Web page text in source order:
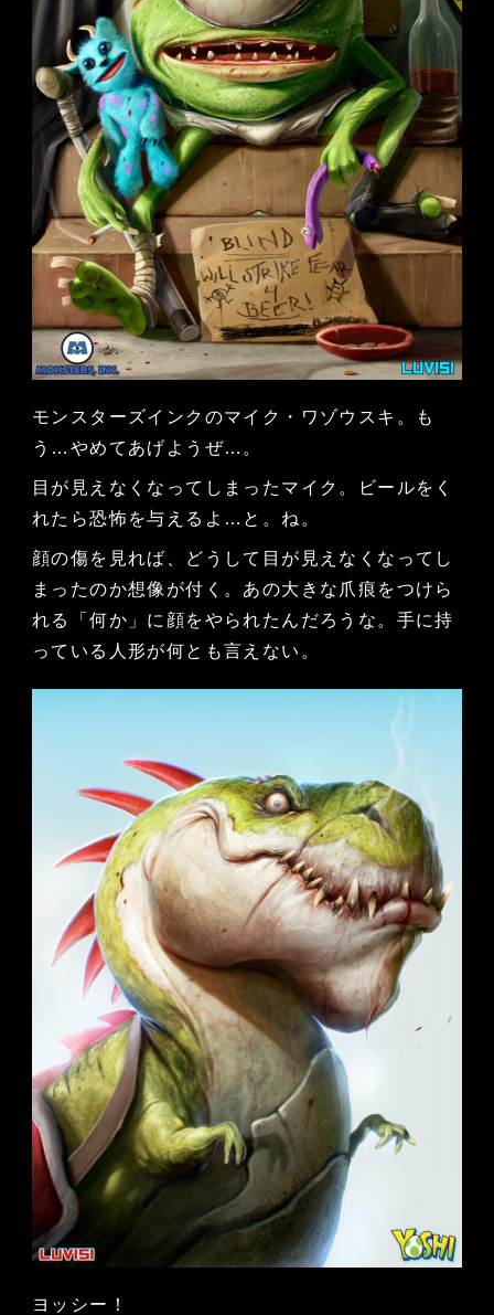
モンスターズインクのマイク・ワゾウスキ。も
う…やめてあげようぜ…。
目が見えなくなってしまったマイク。ビールをく
れたら恐怖を与えるよ…と。ね。
顔の傷を見れば、どうして目が見えなくなってし
まったのか想像が付く。あの大きな爪痕をつけら
れる「何か」に顔をやられたんだろうな。手に持
っている人形が何とも言えない。
ヨッシー！